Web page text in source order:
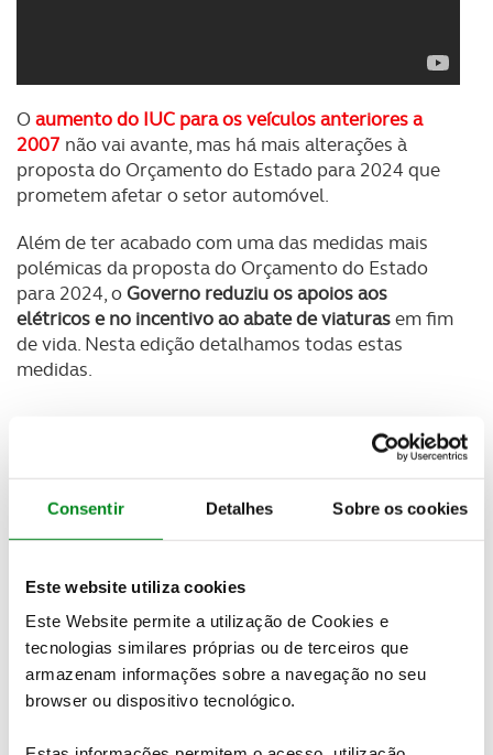
Consentir Detalhes Sobre os cookies
Este website utiliza cookies
Este Website permite a utilização de Cookies e
tecnologias similares próprias ou de terceiros que
armazenam informações sobre a navegação no seu
browser ou dispositivo tecnológico.
Oaumento do IUC para os veículos anteriores a
2007 não vai avante, mas há mais alterações à
proposta do Orçamento do Estado para 2024 que
prometem afetar o setor automóvel.
Além de ter acabado com uma das medidas mais
polémicas da proposta do Orçamento do Estado
para 2024, oGoverno reduziu os apoios aos
elétricos e no incentivo ao abate de viaturasem fim
de vida. Nesta edição detalhamos todas estas
medidas.
do universo ACP.
SUBSCREVER
Elétrico do Ano ACP
OTesla Model 3 foi eleito o melhor familiar no